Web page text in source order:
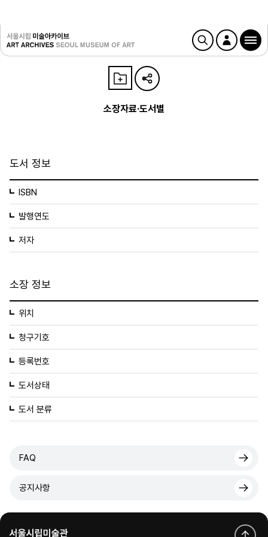
소장자료·도서별
도서 정보
ISBN
발행연도
저자
소장 정보
위치
청구기호
등록번호
도서상태
도서 분류
FAQ
공지사항